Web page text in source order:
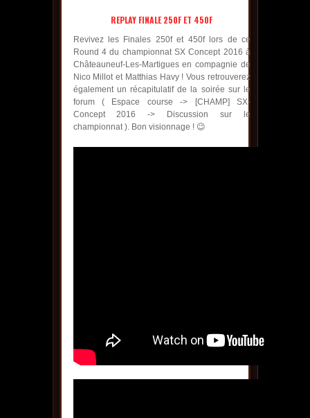
REPLAY FINALE 250F ET 450F
Revivez les Finales 250f et 450f lors de ce
Round 4 du championnat SX Concept 2016 à
Châteauneuf-Les-Martigues en compagnie de
Nico Millot et Matthias Havy ! Vous retrouverez
également un récapitulatif de la soirée sur le
forum ( Espace course -> [CHAMP] SX-
Concept 2016 -> Discussion sur le
championnat ). Bon visionnage ! 😉